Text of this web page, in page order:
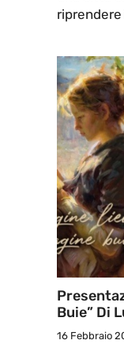
Buie” Di
16 Febbraio